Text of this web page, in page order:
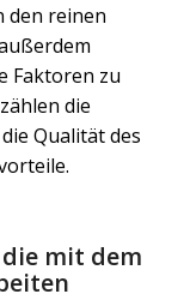
den reinen
Faktoren zu
die
Qualität des
mit dem